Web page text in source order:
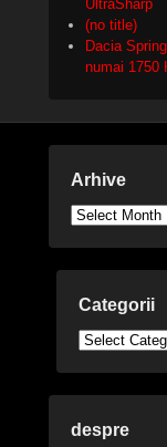
UltraSharp
(no title)
Dacia
numai 1750
Arhive
Arhive
Categorii
Categorii
despre